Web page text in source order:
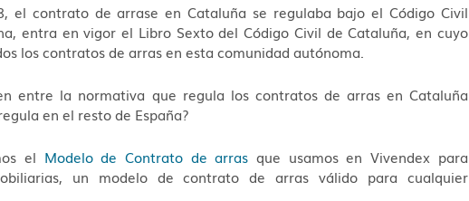
el contrato de arrase en Cataluña se regulaba bajo el Código Civil
entra en vigor el Libro Sexto del Código Civil de Cataluña, en cuyo
los contratos de arras en esta comunidad autónoma.
entre la normativa que regula los contratos de arras en Cataluña
en el resto de España?
el Modelo de Contrato de arras que usamos en Vivendex para
un modelo de contrato de arras válido para cualquier